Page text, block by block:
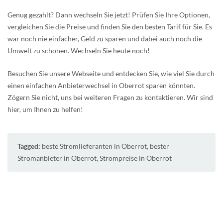
Genug gezahlt? Dann wechseln Sie jetzt! Prüfen Sie Ihre Optionen,
vergleichen Sie die Preise und finden Sie den besten Tarif für Sie. Es
war noch nie einfacher, Geld zu sparen und dabei auch noch die
Umwelt zu schonen. Wechseln Sie heute noch!
Besuchen Sie unsere Webseite und entdecken Sie, wie viel Sie durch
einen einfachen Anbieterwechsel in Oberrot sparen könnten.
Zögern Sie nicht, uns bei weiteren Fragen zu kontaktieren. Wir sind
hier, um Ihnen zu helfen!
Tagged: beste Stromlieferanten in Oberrot, bester
Stromanbieter in Oberrot, Strompreise in Oberrot